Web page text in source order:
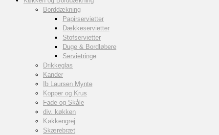
Borddækning
Papirservietter
Dækkeservietter
Stofservietter
Duge & Bordløbere
Servietringe
Drikkeglas
Kander
Ib Laursen Mynte
Kopper og Krus
Fade og Skåle
div. køkken
Køkkengrej
Skærebræt